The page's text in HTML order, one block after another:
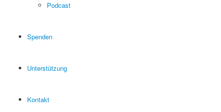
Podcast
Spenden
Unterstützung
Kontakt